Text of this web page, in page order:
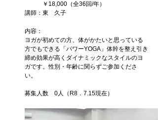
￥18,000（全36回/年）
講師：東 久子
内容：
​ヨガが初めての方、体がかたいと思っている
方でもできる「パワーYOGA」体幹を整え引き
締め効果が高くダイナミックなスタイルのヨ
ガです。性別・年齢に関らずご参加くださ
い。
募集人数 0人 （R8．7.15現在）